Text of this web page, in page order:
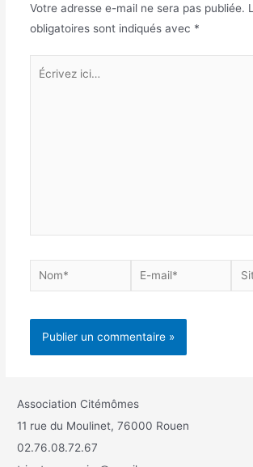
Votre adresse e-mail ne sera pas publiée.
obligatoires sont indiqués avec *
Association Citémômes
11 rue du Moulinet, 76000 Rouen
02.76.08.72.67